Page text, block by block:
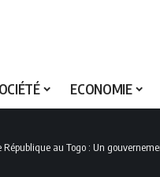
ECONOMIE
République au Togo : Un